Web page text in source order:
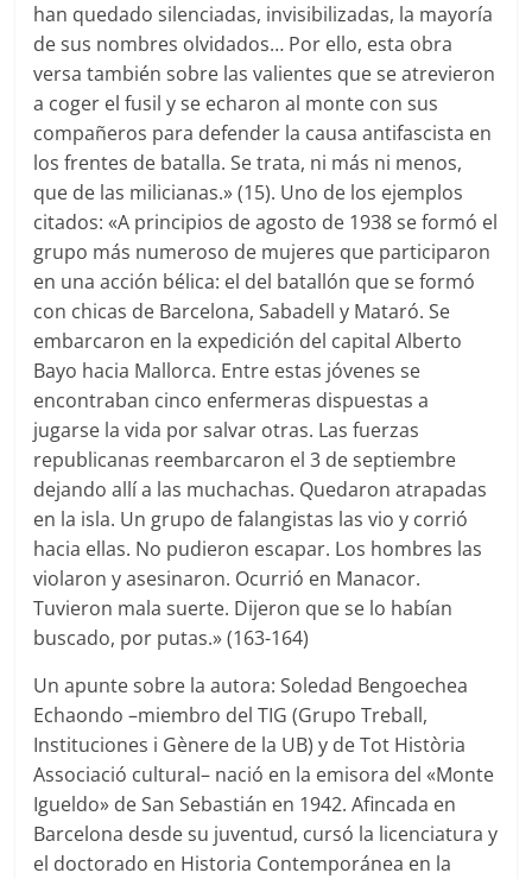
han quedado silenciadas, invisibilizadas, la mayoría
de sus nombres olvidados… Por ello, esta obra
versa también sobre las valientes que se atrevieron
a coger el fusil y se echaron al monte con sus
compañeros para defender la causa antifascista en
los frentes de batalla. Se trata, ni más ni menos,
que de las milicianas.» (15). Uno de los ejemplos
citados: «A principios de agosto de 1938 se formó el
grupo más numeroso de mujeres que participaron
en una acción bélica: el del batallón que se formó
con chicas de Barcelona, Sabadell y Mataró. Se
embarcaron en la expedición del capital Alberto
Bayo hacia Mallorca. Entre estas jóvenes se
encontraban cinco enfermeras dispuestas a
jugarse la vida por salvar otras. Las fuerzas
republicanas reembarcaron el 3 de septiembre
dejando allí a las muchachas. Quedaron atrapadas
en la isla. Un grupo de falangistas las vio y corrió
hacia ellas. No pudieron escapar. Los hombres las
violaron y asesinaron. Ocurrió en Manacor.
Tuvieron mala suerte. Dijeron que se lo habían
buscado, por putas.» (163-164)
Un apunte sobre la autora: Soledad Bengoechea
Echaondo –miembro del TIG (Grupo Treball,
Instituciones i Gènere de la UB) y de Tot Història
Associació cultural– nació en la emisora del «Monte
Igueldo» de San Sebastián en 1942. Afincada en
Barcelona desde su juventud, cursó la licenciatura y
el doctorado en Historia Contemporánea en la